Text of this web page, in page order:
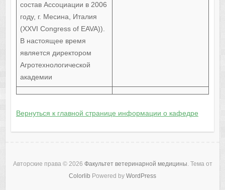
состав Ассоциации в 2006
году, г. Месина, Италия
(XXVI Congress of EAVA)).
В настоящее время
является директором
Агротехнологической
академии
Вернуться к главной странице информации о кафедре
Авторские права © 2026 Факультет ветеринарной медицины. Тема от
Colorlib Powered by WordPress